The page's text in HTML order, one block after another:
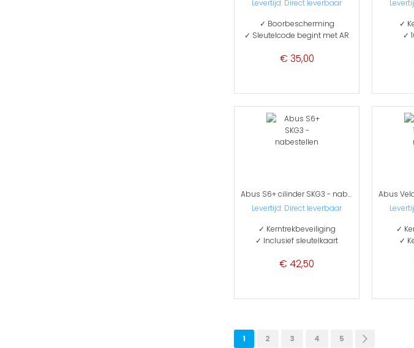
Levertijd: Direct leverbaar
✓ Boorbescherming
✓ Sleutelcode begint met AR
€ 35,00
✓
✓
Abus S6+ cilinder SKG3 - nabestellen
Levertijd: Direct leverbaar
✓ Kerntrekbeveiliging
✓ Inclusief sleutelkaart
€ 42,50
✓
✓
Pagina
U lees momenteel pagina
1 Pagina
2 Pagina
3 Pagina
4 Pagina
5